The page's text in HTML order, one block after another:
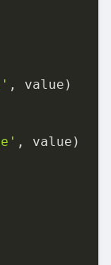
, value)
, value)